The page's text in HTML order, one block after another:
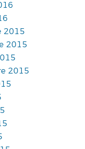
2015
2015
2015